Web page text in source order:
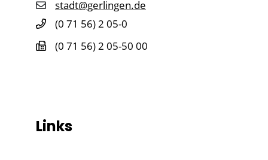
stadt@gerlingen.de
(0 71 56) 2 05-0
(0 71 56) 2 05-50 00
Links